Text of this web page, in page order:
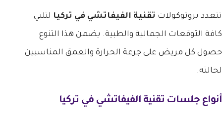
تتعدد بروتوكولات تقنية الفيفاتشي في تركيا لتلبي
كافة التوقعات الجمالية والطبية. يضمن هذا التنوع
حصول كل مريض على جرعة الحرارة والعمق المناسبين
لحالته.
أنواع جلسات تقنية الفيفاتشي في تركيا